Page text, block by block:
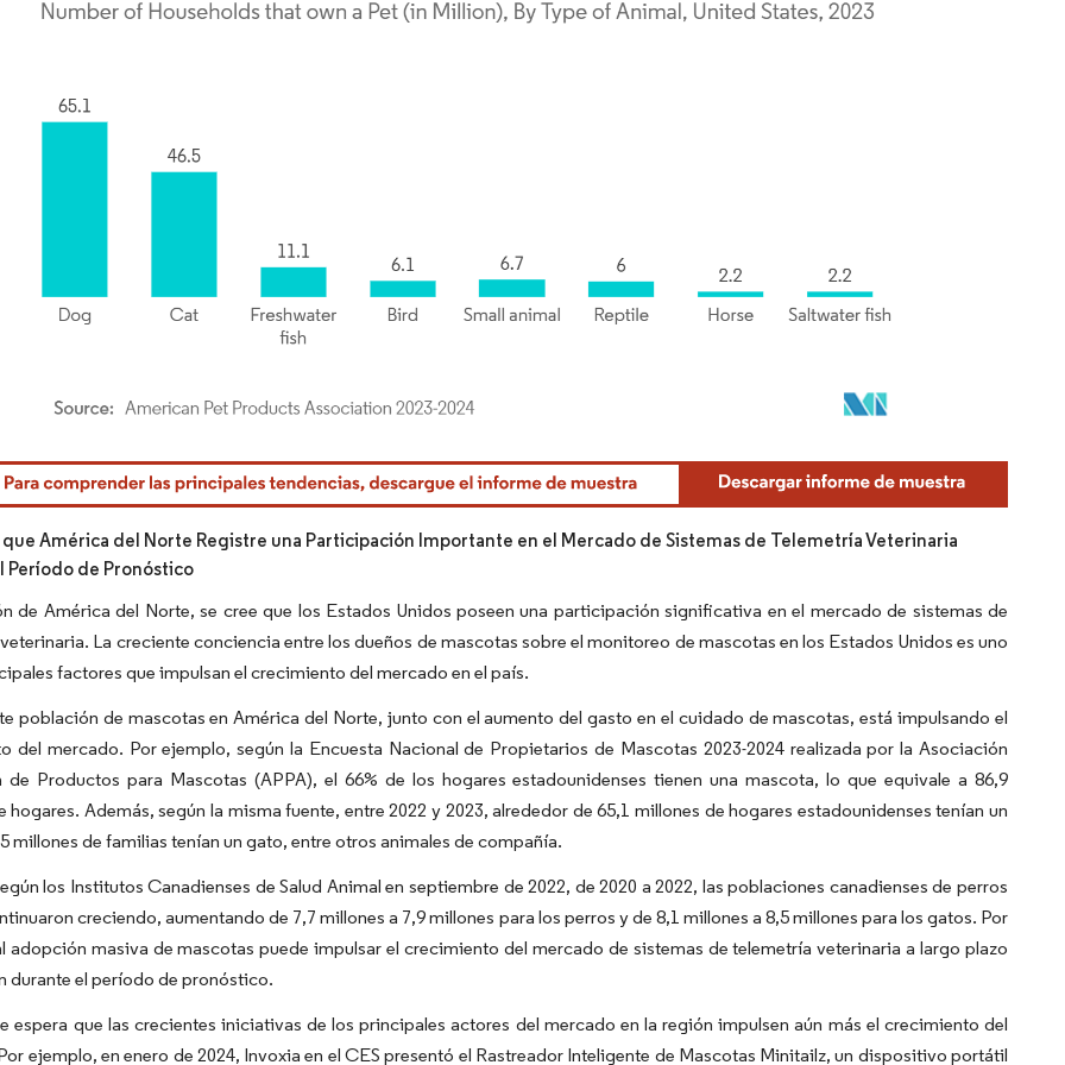
Intelligence. El uso requiere atribución según CC BY 4.0.
que América del Norte Registre una Participación Importante en el Mercado de Sistemas de Telemetría Veterinaria
Período de Pronóstico
de América del Norte, se cree que los Estados Unidos poseen una participación significativa en el mercado de sistemas de
La creciente conciencia entre los dueños de mascotas sobre el monitoreo de mascotas en los Estados Unidos es uno
factores que impulsan el crecimiento del mercado en el país.
población de mascotas en América del Norte, junto con el aumento del gasto en el cuidado de mascotas, está impulsando el
del mercado. Por ejemplo, según la Encuesta Nacional de Propietarios de Mascotas 2023-2024 realizada por la Asociación
de Productos para Mascotas (APPA), el 66% de los hogares estadounidenses tienen una mascota, lo que equivale a 86,9
hogares. Además, según la misma fuente, entre 2022 y 2023, alrededor de 65,1 millones de hogares estadounidenses tenían un
millones de familias tenían un gato, entre otros animales de compañía.
los Institutos Canadienses de Salud Animal en septiembre de 2022, de 2020 a 2022, las poblaciones canadienses de perros
creciendo, aumentando de 7,7 millones a 7,9 millones para los perros y de 8,1 millones a 8,5 millones para los gatos. Por
adopción masiva de mascotas puede impulsar el crecimiento del mercado de sistemas de telemetría veterinaria a largo plazo
durante el período de pronóstico.
espera que las crecientes iniciativas de los principales actores del mercado en la región impulsen aún más el crecimiento del
ejemplo, en enero de 2024, Invoxia en el CES presentó el Rastreador Inteligente de Mascotas Minitailz, un dispositivo portátil